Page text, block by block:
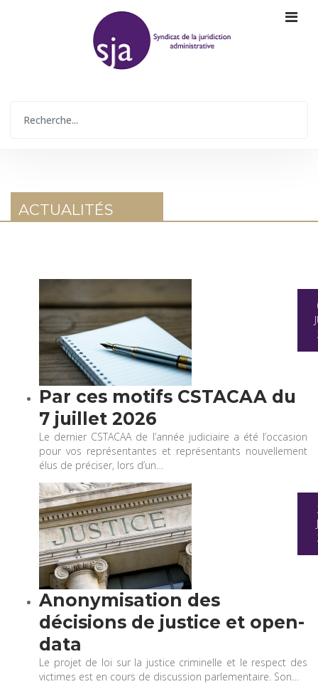
ACTUALITÉS
Par ces motifs CSTACAA du
7 juillet 2026
Le dernier CSTACAA de l’année judiciaire a été l’occasion
pour vos représentantes et représentants nouvellement
élus de préciser, lors d’un…
Anonymisation des
décisions de justice et open-
data
Le projet de loi sur la justice criminelle et le respect des
victimes est en cours de discussion parlementaire. Son…